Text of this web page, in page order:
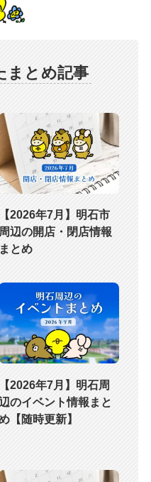
まとめ記事
【2026年7月】明石市
周辺の開店・閉店情報
まとめ
【2026年7月】明石周
のイベント情報まと
【随時更新】